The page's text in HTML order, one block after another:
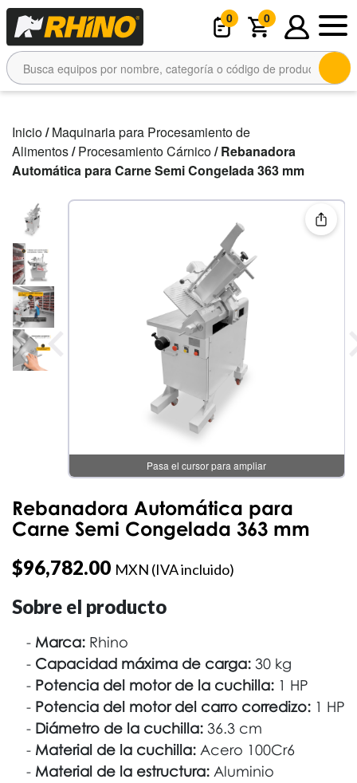
0 0
Inicio/Maquinaria para Procesamiento de
Alimentos/Procesamiento Cárnico/ Rebanadora
Automática para Carne Semi Congelada 363 mm
Pasa el cursor para ampliar
Rebanadora Automática para
Carne Semi Congelada 363 mm
$96,782.00 MXN (IVA incluido)
Sobre el producto
Marca: Rhino
Capacidad máxima de carga: 30 kg
Potencia del motor de la cuchilla: 1 HP
Potencia del motor del carro corredizo: 1 HP
Diámetro de la cuchilla: 36.3 cm
Material de la cuchilla: Acero 100Cr6
Material de la estructura: Aluminio